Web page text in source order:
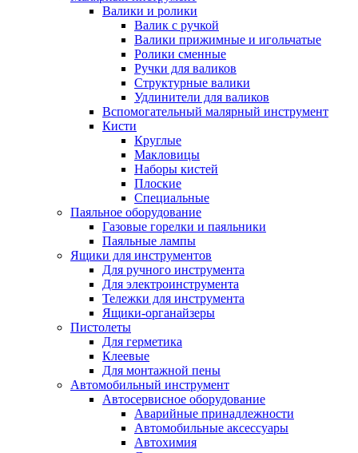
Валики и ролики
Валик с ручкой
Валики прижимные и игольчатые
Ролики сменные
Ручки для валиков
Структурные валики
Удлинители для валиков
Вспомогательный малярный инструмент
Кисти
Круглые
Макловицы
Наборы кистей
Плоские
Специальные
Паяльное оборудование
Газовые горелки и паяльники
Паяльные лампы
Ящики для инструментов
Для ручного инструмента
Для электроинструмента
Тележки для инструмента
Ящики-органайзеры
Пистолеты
Для герметика
Клеевые
Для монтажной пены
Автомобильный инструмент
Автосервисное оборудование
Аварийные принадлежности
Автомобильные аксессуары
Автохимия